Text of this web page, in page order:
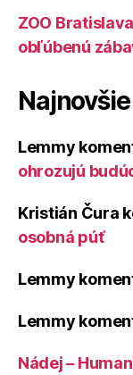
ZOO
obľúbenú
Lemmy
ohrozujú
Kristián Čura
osobná púť
Lemmy
Lemmy
Nádej –